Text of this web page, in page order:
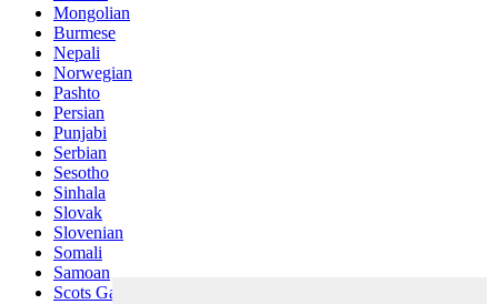
Mongolian
Burmese
Nepali
Norwegian
Pashto
Persian
Punjabi
Serbian
Sesotho
Sinhala
Slovak
Slovenian
Somali
Samoan
Scots Gaelic